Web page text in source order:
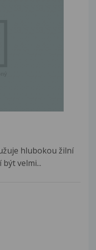
hlubokou žilní
velmi...